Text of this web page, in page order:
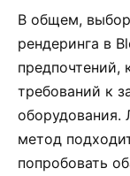
В общем,
рендеринга в
предпочтений,
требований к
оборудования.
метод
попробовать